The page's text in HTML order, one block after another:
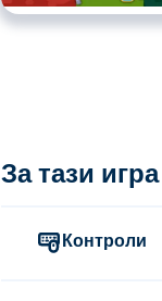
Тук можете да
За тази игра
Контроли